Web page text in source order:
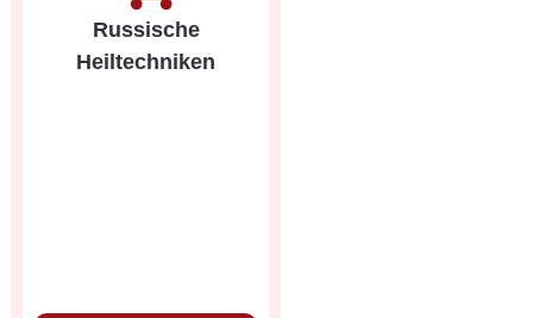
Russische
Heiltechniken